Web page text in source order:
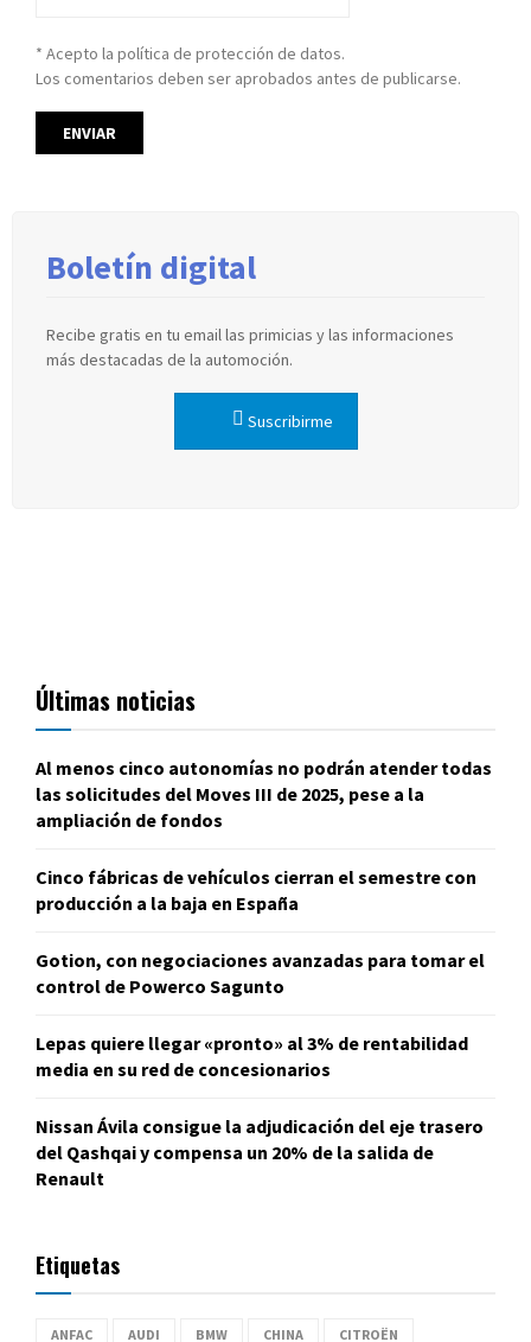
* Acepto la política de protección de datos.
Los comentarios deben ser aprobados antes de publicarse.
Boletín digital
Recibe gratis en tu email las primicias y las informaciones
más destacadas de la automoción.
Suscribirme
Últimas noticias
Al menos cinco autonomías no podrán atender todas
las solicitudes del Moves III de 2025, pese a la
ampliación de fondos
Cinco fábricas de vehículos cierran el semestre con
producción a la baja en España
Gotion, con negociaciones avanzadas para tomar el
control de Powerco Sagunto
Lepas quiere llegar «pronto» al 3% de rentabilidad
media en su red de concesionarios
Nissan Ávila consigue la adjudicación del eje trasero
del Qashqai y compensa un 20% de la salida de
Renault
Etiquetas
ANFAC AUDI BMW CHINA CITROËN